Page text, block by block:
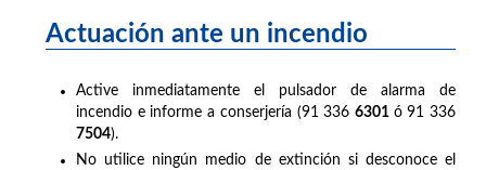
Actuación ante un incendio
Active inmediatamente el pulsador de alarma de
incendio e informe a conserjería (91 336 6301 ó 91 336
7504).
No utilice ningún medio de extinción si desconoce el